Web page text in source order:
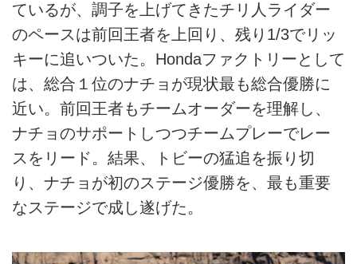
ているが、調子を上げてきたチリ人ライダー
のペースは前回王者を上回り、残り1/3でリッ
キーに追いついた。Hondaファクトリーとして
は、総合１位のナチョが現状最も総合優勝に
近い。前回王者もチームオーダーを理解し、
ナチョのサポートしつつチームプレーでレー
スをリード。結果、トビーの猛追を振り切
り、ナチョが初のステージ優勝を、最も重要
なステージで成し遂げた。